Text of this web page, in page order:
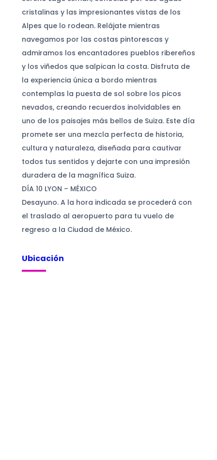
cristalinas y las impresionantes vistas de los
Alpes que lo rodean. Relájate mientras
navegamos por las costas pintorescas y
admiramos los encantadores pueblos ribereños
y los viñedos que salpican la costa. Disfruta de
la experiencia única a bordo mientras
contemplas la puesta de sol sobre los picos
nevados, creando recuerdos inolvidables en
uno de los paisajes más bellos de Suiza. Este día
promete ser una mezcla perfecta de historia,
cultura y naturaleza, diseñada para cautivar
todos tus sentidos y dejarte con una impresión
duradera de la magnífica Suiza.
DÍA 10 LYON – MÉXICO
Desayuno. A la hora indicada se procederá con
el traslado al aeropuerto para tu vuelo de
regreso a la Ciudad de México.
Ubicación